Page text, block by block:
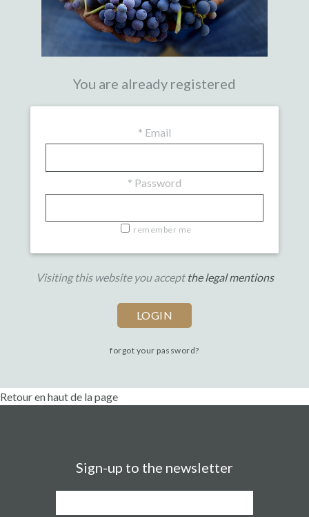
You are already registered
* Email
* Password
remember me
Visiting this website you accept the legal mentions
forgot your password?
Retour en haut de la page
Sign-up to the newsletter